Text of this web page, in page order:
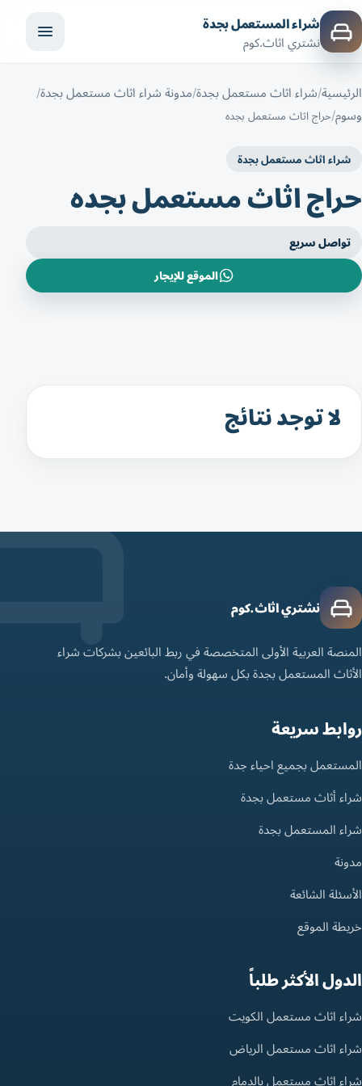
شراء المستعمل بجدة
نشتري اثاث.كوم
الرئيسية شراء اثاث مستعمل بجدة مدونة شراء اثاث مستعمل بجدة
وسوم حراج اثاث مستعمل بجده
شراء اثاث مستعمل بجدة
حراج اثاث مستعمل بجده
تواصل سريع
الموقع للإيجار
لا توجد نتائج
نشتري اثاث.كوم
المنصة العربية الأولى المتخصصة في ربط البائعين بشركات شراء
الأثاث المستعمل بجدة بكل سهولة وأمان.
روابط سريعة
المستعمل بجميع احياء جدة
شراء أثاث مستعمل بجدة
شراء المستعمل بجدة
مدونة
الأسئلة الشائعة
خريطة الموقع
الدول الأكثر طلباً
شراء اثاث مستعمل الكويت
شراء اثاث مستعمل الرياض
شراء اثاث مستعمل بالدمام